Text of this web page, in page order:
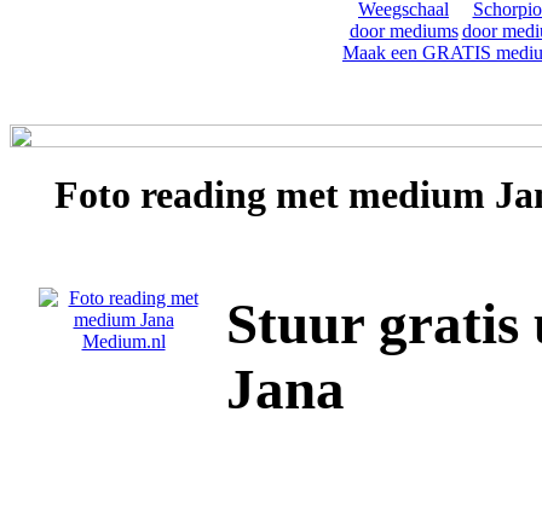
Maak een GRATIS
Foto reading met medium
Stuur gratis
Jana